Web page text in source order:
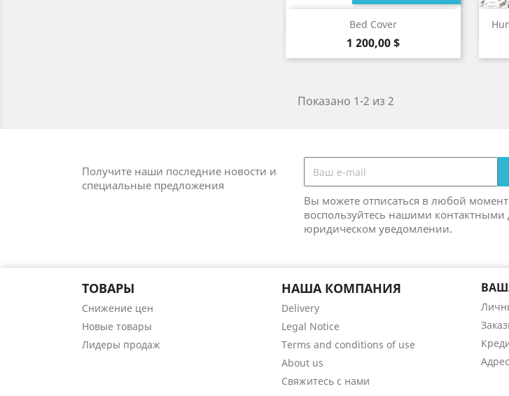
Bed Cover
Цена
1 200,00 $
Быстрый просмотр
Показано 1-2 из 2
Получите наши последние новости и
специальные предложения
Вы можете отписаться в любой
воспользуйтесь нашими
юридическом уведомлении.
ТОВАРЫ
Снижение цен
Новые товары
Лидеры продаж
НАША КОМПАНИЯ
Delivery
Legal Notice
Terms and conditions of use
About us
Свяжитесь с нами